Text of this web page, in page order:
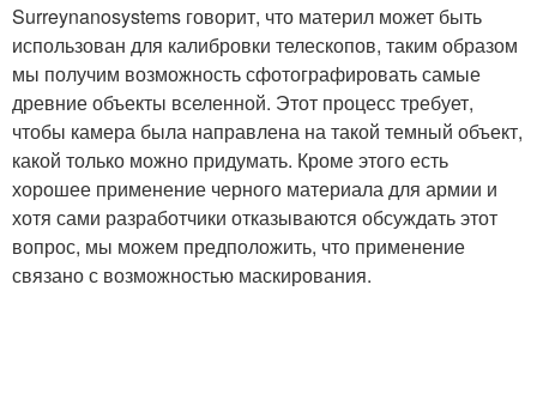
Surreynanosystems говорит, что материл может быть
использован для калибровки телескопов, таким образом
мы получим возможность сфотографировать самые
древние объекты вселенной. Этот процесс требует,
чтобы камера была направлена на такой темный объект,
какой только можно придумать. Кроме этого есть
хорошее применение черного материала для армии и
хотя сами разработчики отказываются обсуждать этот
вопрос, мы можем предположить, что применение
связано с возможностью маскирования.